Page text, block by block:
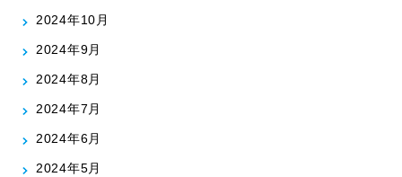
2024年10月
2024年9月
2024年8月
2024年7月
2024年6月
2024年5月